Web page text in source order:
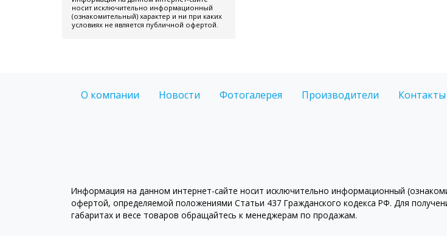
носит исключительно информационный
(ознакомительный) характер и ни при каких
условиях не является публичной офертой.
О компании Новости Фотогалерея Производители Контакты
Информация на данном интернет-сайте носит исключительно информационный
офертой, определяемой положениями Статьи 437 Гражданского кодекса РФ. Для
габаритах и весе товаров обращайтесь к менеджерам по продажам.